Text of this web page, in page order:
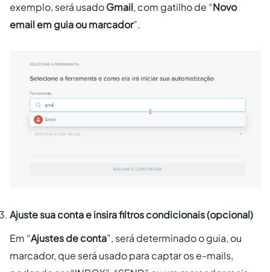
exemplo, será usadoGmail, com gatilho de “Novo
email em guia ou marcador”.
Ajuste sua conta e insira filtros condicionais (opcional)
Em “Ajustes de conta”, será determinado o guia, ou
marcador, que será usado para captar os e-mails,